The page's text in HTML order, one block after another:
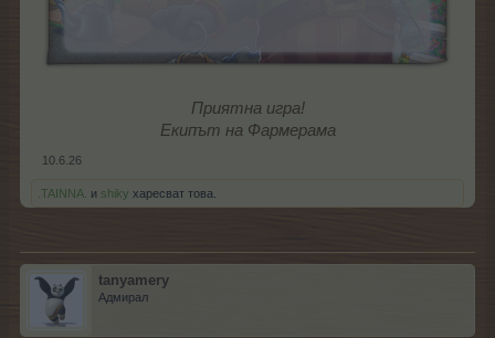
Приятна игра!
Екипът на Фармерама
10.6.26
.TAINNA. и shiky харесват това.
tanyamery
Адмирал